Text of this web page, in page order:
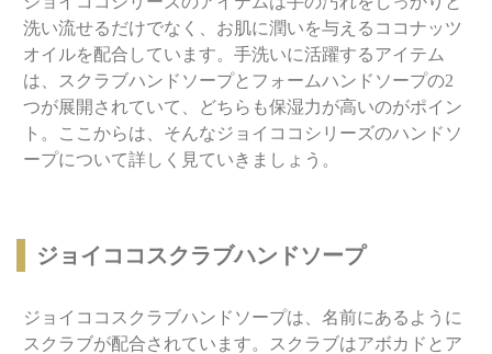
洗い流せるだけでなく、お肌に潤いを与えるココナッツ
オイルを配合しています。手洗いに活躍するアイテム
は、スクラブハンドソープとフォームハンドソープの2
つが展開されていて、どちらも保湿力が高いのがポイン
ト。ここからは、そんなジョイココシリーズのハンドソ
ープについて詳しく見ていきましょう。
ジョイココスクラブハンドソープ
ジョイココスクラブハンドソープは、名前にあるように
スクラブが配合されています。スクラブはアボカドとア